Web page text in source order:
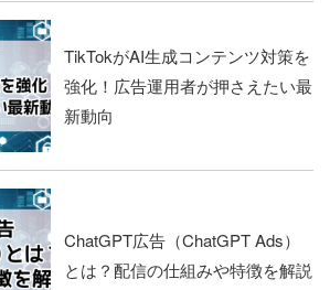
TikTokがAI生成コンテンツ対策を
強化！広告運用者が押さえたい最
新動向
ChatGPT広告（ChatGPT Ads）
とは？配信の仕組みや特徴を解説